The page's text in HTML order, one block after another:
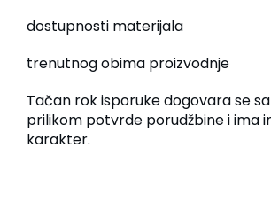
dostupnosti materijala
trenutnog obima proizvodnje
Tačan rok isporuke dogovara se
prilikom potvrde porudžbine i ima
karakter.